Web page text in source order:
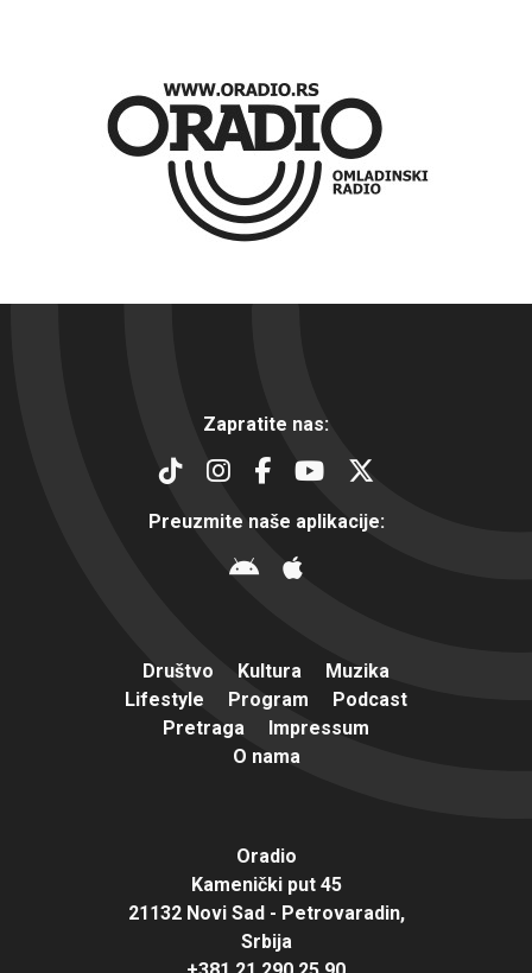
Zapratite nas:
Preuzmite naše aplikacije:
Društvo Kultura
Muzika
Lifestyle
Program
Podcast
Pretraga
Impressum
O nama
Oradio
Kamenički put 45
21132 Novi Sad - Petrovaradin,
Srbija